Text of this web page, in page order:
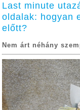
Last minute
oldalak: hogyan
előtt?
Nem árt néhány